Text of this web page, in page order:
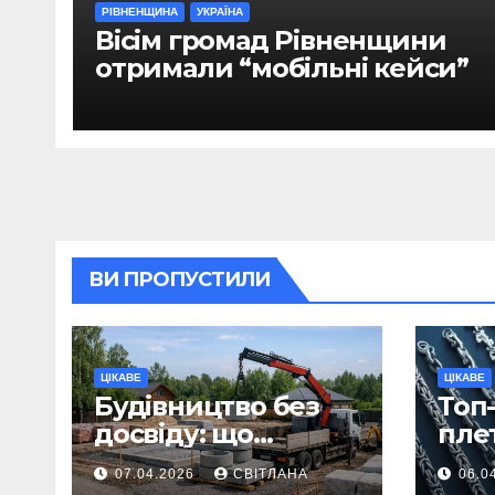
РІВНЕНЩИНА УКРАЇНА
Вісім громад Рівненщини
отримали “мобільні кейси”
ВИ ПРОПУСТИЛИ
ЦІКАВЕ
Будівництво без
досвіду: що
потрібно
07.04.2026 СВІТЛАНА
ЦІКАВЕ